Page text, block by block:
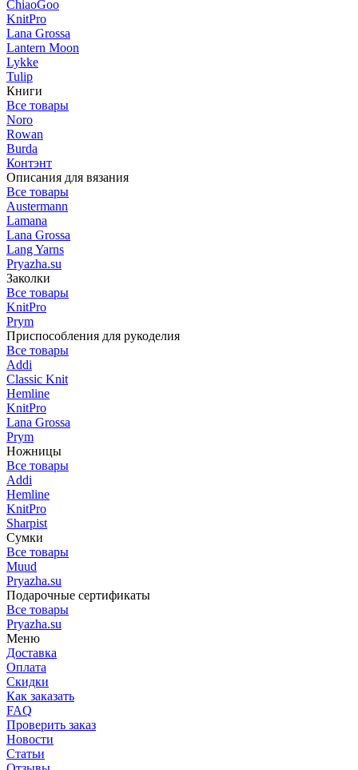
ChiaoGoo
KnitPro
Lana Grossa
Lantern Moon
Lykke
Tulip
Книги
Все товары
Noro
Rowan
Burda
Контэнт
Описания для вязания
Все товары
Austermann
Lamana
Lana Grossa
Lang Yarns
Pryazha.su
Заколки
Все товары
KnitPro
Prym
Приспособления для рукоделия
Все товары
Addi
Classic Knit
Hemline
KnitPro
Lana Grossa
Prym
Ножницы
Все товары
Addi
Hemline
KnitPro
Sharpist
Сумки
Все товары
Muud
Pryazha.su
Подарочные сертификаты
Все товары
Pryazha.su
Меню
Доставка
Оплата
Скидки
Как заказать
FAQ
Проверить заказ
Новости
Статьи